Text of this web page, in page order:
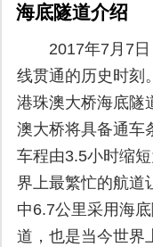
海底隧道介绍
2017年7月7
线贯通的历史时刻
港珠澳大桥海底隧
澳大桥将具备通车
车程由3.5小时缩
界上最繁忙的航道
中6.7公里采用海
道，也是当今世界